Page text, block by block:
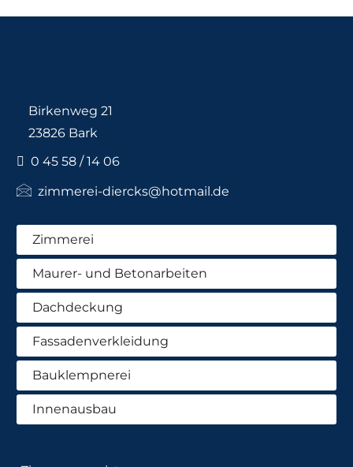
Birkenweg 21
23826 Bark
0 45 58 / 14 06
zimmerei-diercks@hotmail.de
Zimmerei
Maurer- und Betonarbeiten
Dachdeckung
Fassadenverkleidung
Bauklempnerei
Innenausbau